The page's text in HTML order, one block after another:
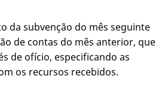
da subvenção do mês seguinte
de contas do mês anterior, que
de ofício, especificando as
os recursos recebidos.